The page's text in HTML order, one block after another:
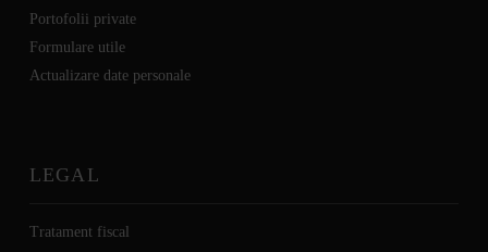
Portofolii private
Formulare utile
Actualizare date personale
LEGAL
Tratament fiscal